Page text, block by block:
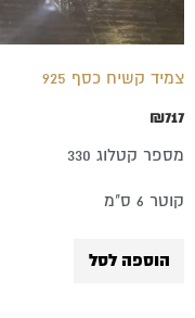
צמיד קשיח כסף 925
₪717
מספר קטלוג 330
קוטר 6 ס"מ
הוספה לסל